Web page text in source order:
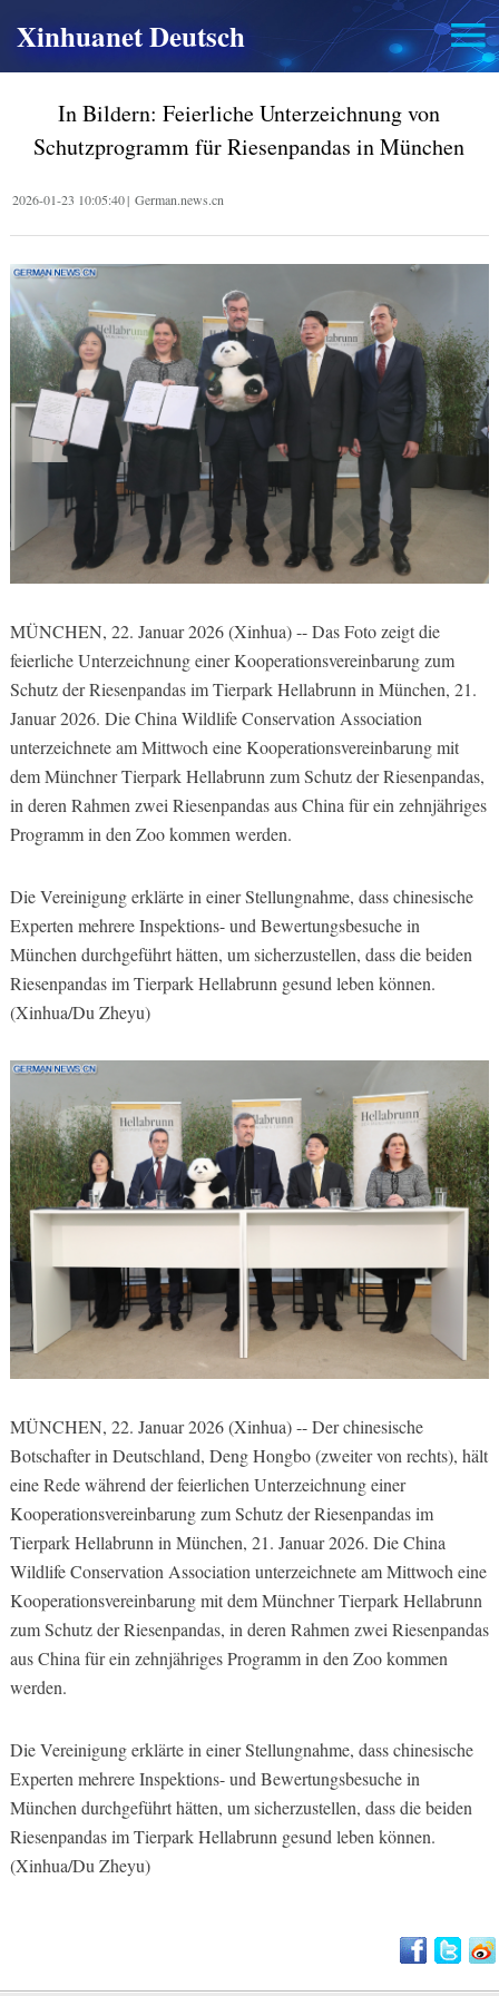
Xinhuanet Deutsch
In Bildern: Feierliche Unterzeichnung von
Schutzprogramm für Riesenpandas in München
2026-01-23 10:05:40| German.news.cn
MÜNCHEN, 22. Januar 2026 (Xinhua) -- Das Foto zeigt die
feierliche Unterzeichnung einer Kooperationsvereinbarung zum
Schutz der Riesenpandas im Tierpark Hellabrunn in München, 21.
Januar 2026. Die China Wildlife Conservation Association
unterzeichnete am Mittwoch eine Kooperationsvereinbarung mit
dem Münchner Tierpark Hellabrunn zum Schutz der Riesenpandas,
in deren Rahmen zwei Riesenpandas aus China für ein zehnjähriges
Programm in den Zoo kommen werden.
Die Vereinigung erklärte in einer Stellungnahme, dass chinesische
Experten mehrere Inspektions- und Bewertungsbesuche in
München durchgeführt hätten, um sicherzustellen, dass die beiden
Riesenpandas im Tierpark Hellabrunn gesund leben können.
(Xinhua/Du Zheyu)
MÜNCHEN, 22. Januar 2026 (Xinhua) -- Der chinesische
Botschafter in Deutschland, Deng Hongbo (zweiter von rechts), hält
eine Rede während der feierlichen Unterzeichnung einer
Kooperationsvereinbarung zum Schutz der Riesenpandas im
Tierpark Hellabrunn in München, 21. Januar 2026. Die China
Wildlife Conservation Association unterzeichnete am Mittwoch eine
Kooperationsvereinbarung mit dem Münchner Tierpark Hellabrunn
zum Schutz der Riesenpandas, in deren Rahmen zwei Riesenpandas
aus China für ein zehnjähriges Programm in den Zoo kommen
werden.
Die Vereinigung erklärte in einer Stellungnahme, dass chinesische
Experten mehrere Inspektions- und Bewertungsbesuche in
München durchgeführt hätten, um sicherzustellen, dass die beiden
Riesenpandas im Tierpark Hellabrunn gesund leben können.
(Xinhua/Du Zheyu)